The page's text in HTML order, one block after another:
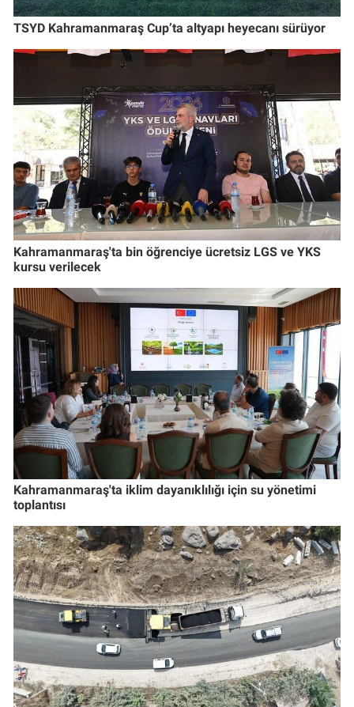
TSYD Kahramanmaraş Cup’ta altyapı heyecanı sürüyor
Kahramanmaraş'ta bin öğrenciye ücretsiz LGS ve YKS
kursu verilecek
Kahramanmaraş'ta iklim dayanıklılığı için su yönetimi
toplantısı